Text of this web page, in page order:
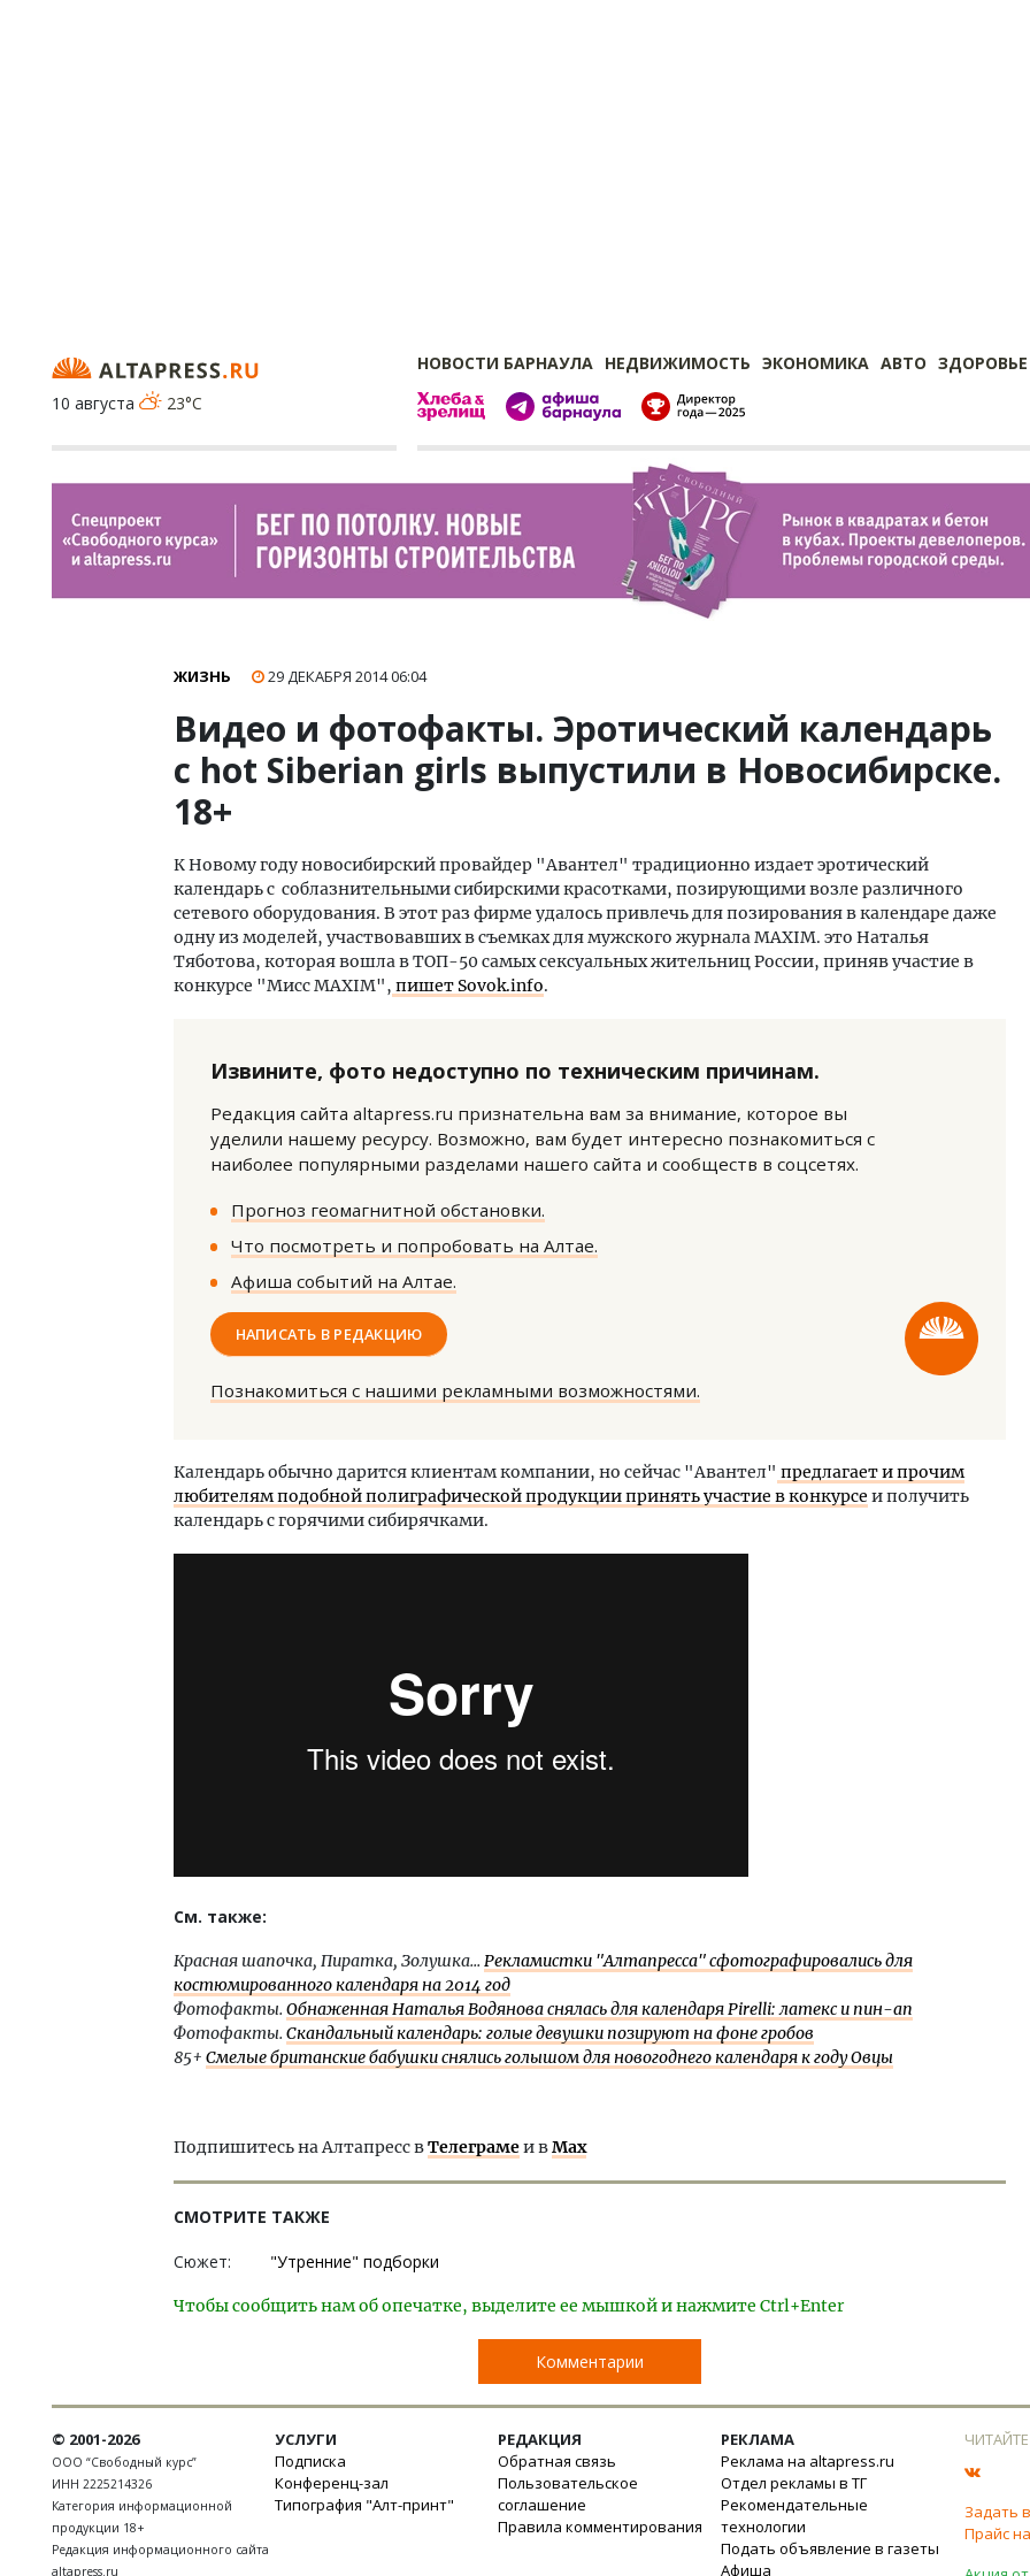
НОВОСТИ БАРНАУЛА НЕДВИЖИМОСТЬ ЭКОНОМИКА АВТО ЗДОРОВЬЕ
10 августа
23°C
ЖИЗНЬ 29 ДЕКАБРЯ 201406:04
Видео и фотофакты. Эротический календарь
с hot Siberian girls выпустили в Новосибирске.
18+
К Новому году новосибирский провайдер "Авантел" традиционно издает эротический
календарь с соблазнительными сибирскими красотками, позирующими возле различного
сетевого оборудования. В этот раз фирме удалось привлечь для позирования в календаре даже
одну из моделей, участвовавших в съемках для мужского журнала MAXIM. это Наталья
Тяботова, которая вошла в ТОП-50 самых сексуальных жительниц России, приняв участие в
конкурсе "Мисс MAXIM", пишет Sovok.info.
Извините, фото недоступно по техническим причинам.
Редакция сайта altapress.ru признательна вам за внимание, которое вы
уделили нашему ресурсу. Возможно, вам будет интересно познакомиться с
наиболее популярными разделами нашего сайта и сообществ в соцсетях.
Прогноз геомагнитной обстановки.
Что посмотреть и попробовать на Алтае.
Афиша событий на Алтае.
НАПИСАТЬ В РЕДАКЦИЮ
Познакомиться с нашими рекламными возможностями.
Календарь обычно дарится клиентам компании, но сейчас "Авантел" предлагает и прочим
любителям подобной полиграфической продукции принять участие в конкурсе и получить
календарь с горячими сибирячками.
См. также:
Красная шапочка, Пиратка, Золушка... Рекламистки "Алтапресса" сфотографировались для
костюмированного календаря на 2014 год
Фотофакты. Обнаженная Наталья Водянова снялась для календаря Pirelli: латекс и пин-ап
Фотофакты. Скандальный календарь: голые девушки позируют на фоне гробов
85+ Смелые британские бабушки снялись голышом для новогоднего календаря к году Овцы
Подпишитесь на Алтапресс вТелеграмеи вMax
СМОТРИТЕ ТАКЖЕ
Сюжет: "Утренние" подборки
Чтобы сообщить нам об опечатке, выделите ее мышкой и нажмите Ctrl+Enter
Комментарии
Пролить свет. Как освещение
помогает строи­телям видеть
СТРОИТЕЛЬСТВО
© 2001-2026
ООО “Свободный курс”
ИНН 2225214326
Категория информационной
продукции 18+
Редакция информационного сайта
altapress.ru
УСЛУГИ
Подписка
Конференц-зал
Типография "Алт-принт"
РЕДАКЦИЯ
Обратная связь
Пользовательское
соглашение
Правила комментирования
РЕКЛАМА
Реклама на altapress.ru
Отдел рекламы в ТГ
Рекомендательные
технологии
Подать объявление в газеты
Афиша
Задать
Прайс